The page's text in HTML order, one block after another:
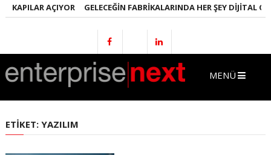
AÇIYOR GELECEĞIN FABRIKALARINDA HER ŞEY DIJITAL OLACAK
MENÜ
ETIKET: YAZILIM